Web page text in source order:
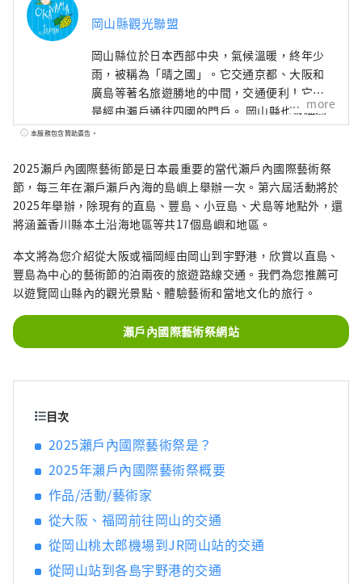
岡山縣觀光聯盟
岡山縣位於日本西部中央，氣候溫暖​​，終年少
雨，被稱為「晴之國」。它交通京都、大阪和
廣島等著名旅遊勝地的中間，交通便利！它也
是經由瀨戶通往四國的門戶。 岡山縣也被稱為
“水果岡山”，在瀨戶內溫暖的氣候下，陽光
最高品質的。 您可以品嚐白桃、麝香葡萄、先
鋒葡萄等當季水果！ 岡山還擁有世界級的旅遊
景點，包括岡山城、日本三大名園之一的岡山
後樂園以及擁有歷史、文化和藝術的倉敷美觀
more
本服務包含贊助廣告。
2025瀨戶內國際藝術節是日本最重要的當代瀨戶內國際藝術祭
節，每三年在瀨戶瀨戶內海的島嶼上舉辦一次。第六屆活動將於
2025年舉辦，除現有的直島、豐島、小豆島、犬島等地點外，還
將涵蓋香川縣本土沿海地區等共17個島嶼和地區。
本文將為您介紹從大阪或福岡經由岡山到宇野港，欣賞以直島、
豐島為中心的藝術節的泊兩夜的旅遊路線交通。我們為您推薦可
以遊覽岡山縣內的觀光景點、體驗藝術和當地文化的旅行。
瀨戶內國際藝術祭網站
目次
2025瀨戶內國際藝術祭是？
2025年瀨戶內國際藝術祭概要
作品/活動/藝術家
從大阪、福岡前往岡山的交通
從岡山桃太郎機場到JR岡山站的交通
從岡山站到各島宇野港的交通